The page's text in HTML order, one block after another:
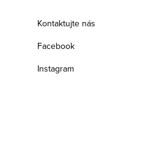
Kontaktujte nás
Facebook
Instagram